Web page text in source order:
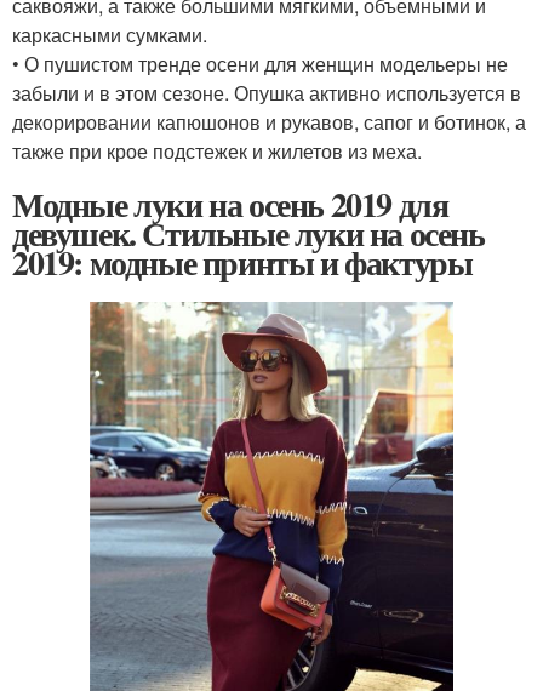
каркасными сумками.
• О пушистом тренде осени для женщин модельеры не
забыли и в этом сезоне. Опушка активно используется в
декорировании капюшонов и рукавов, сапог и ботинок, а
также при крое подстежек и жилетов из меха.
Модные луки на осень 2019 для
девушек. Стильные луки на осень
2019: модные принты и фактуры